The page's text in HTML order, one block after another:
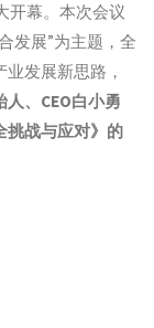
开幕。本次会议
发展”为主题，全
发展新思路，
、CEO白小勇
挑战与应对》的